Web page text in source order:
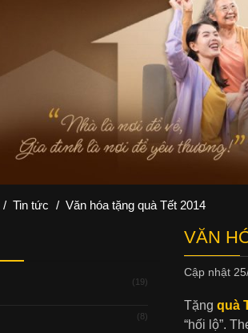
/ Tin tức / Văn hóa tặng quà Tết 2014
19
8
VĂN
Cập nhật
Tặng quà
“hối lộ”.